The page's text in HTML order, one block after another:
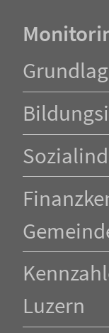
überspringen
Luzern